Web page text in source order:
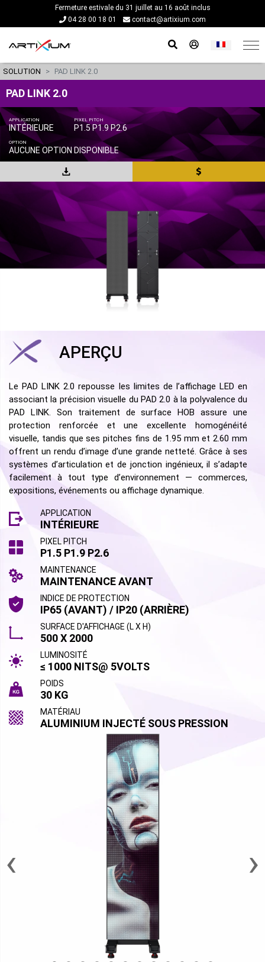
Fermeture estivale du 31 juillet au 16 août inclus
04 28 00 18 01
contact@artixium.com
SOLUTION PAD LINK 2.0
PAD LINK 2.0
APPLICATION
INTÉRIEURE
PIXEL PITCH
P1.5 P1.9 P2.6
OPTION
AUCUNE OPTION DISPONIBLE
APERÇU
Le PAD LINK 2.0 repousse les limites de l’affichage LED en
associant la précision visuelle du PAD 2.0 à la polyvalence du
PAD LINK. Son traitement de surface HOB assure une
protection renforcée et une excellente homogénéité
visuelle, tandis que ses pitches fins de 1.95 mm et 2.60 mm
offrent un rendu d’image d’une grande netteté. Grâce à ses
systèmes d’articulation et de jonction ingénieux, il s’adapte
facilement à tout type d’environnement — commerces,
expositions, événements ou affichage dynamique.
APPLICATION
INTÉRIEURE
PIXEL PITCH
P1.5 P1.9 P2.6
MAINTENANCE
MAINTENANCE AVANT
INDICE DE PROTECTION
IP65 (AVANT) / IP20 (ARRIÈRE)
SURFACE D'AFFICHAGE (L X H)
500 X 2000
LUMINOSITÉ
≤ 1000 NITS@ 5VOLTS
POIDS
30 KG
MATÉRIAU
ALUMINIUM INJECTÉ SOUS PRESSION
‹ ›